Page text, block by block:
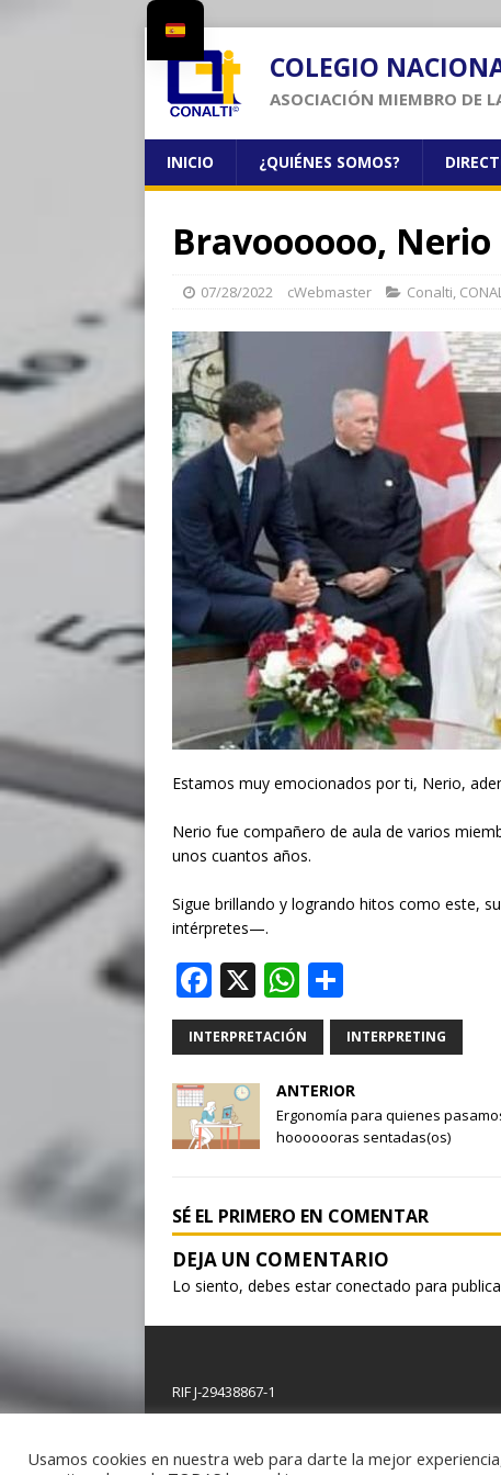
COLEGIO
ASOCIACIÓN MIEMBRO DE
INICIO ¿QUIÉNES SOMOS?
Bravoooooo,
07/28/2022 cWebmaster Conalti,
Estamos muy emocionados por ti, Nerio,
Nerio fue compañero de aula de varios
unos cuantos años.⠀
Sigue brillando y logrando hitos como este,
intérpretes—.
F
a
c
e
b
o
k
X W
h
at
s
A
p
h
ar
e
INTERPRETACIÓN INTERPRETING
ANTERIOR
Ergonomía para quienes
hooooooras sentadas(os)
SÉ EL PRIMERO EN COMENTAR
Lo siento, debes estarconectado para
RIF J-29438867-1
Copyright © 2026 | Plantilla WordPress porMH
Usamos cookies en nuestra web para darte la mejor